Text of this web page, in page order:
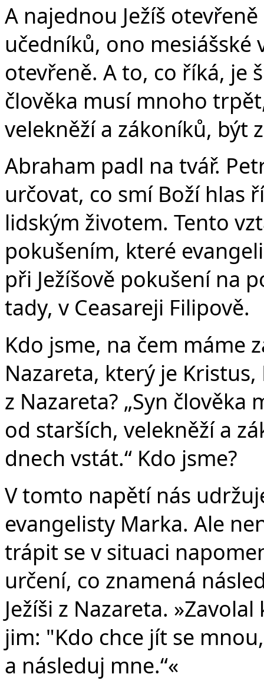
A najednou Ježíš
učedníků, ono
otevřeně. A to, co říká, je
člověka musí mnoho
velekněží a zákoníků, být
Abraham padl na tvář.
určovat, co smí Boží hlas
lidským životem. Tento
pokušením, které
při Ježíšově pokušení na
tady, v Ceasareji Filipově.
Kdo jsme, na čem máme
Nazareta, který je Kristus,
z Nazareta? „Syn
od starších, velekněží a
dnech vstát.“ Kdo jsme?
V tomto napětí nás
evangelisty Marka. Ale
trápit se v situaci
určení, co znamená
Ježíši z Nazareta.
jim: "Kdo chce jít se
a následuj mne.“«